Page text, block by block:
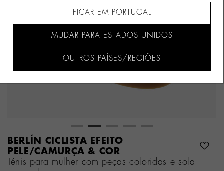
BERLÍN CICLISTA EFEITO
PELE/CAMURÇA & COR
Ténis para mulher com peças coloridas e sola
FICAR EM PORTUGAL
MUDAR PARA ESTADOS UNIDOS
OUTROS PAÍSES/REGIÕES